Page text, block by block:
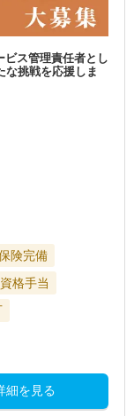
ビス管理責任者とし
な挑戦を応援しま
険完備
資格手当
細を見る